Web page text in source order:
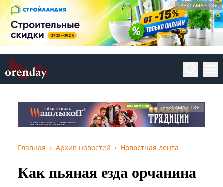
РЕКЛАМА • 18+
РЕКЛАМА • 18+
Главная Архив новостей Новостная лента
Как пьяная езда орчанина